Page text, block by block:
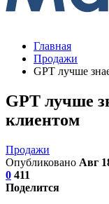
Главная
Продажи
GPT лучше
GPT лучше
клиентом
Продажи
Опубликовано Авг
0 411
Поделится